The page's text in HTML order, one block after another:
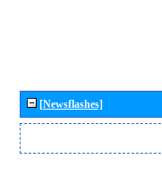
[Newsflashes]